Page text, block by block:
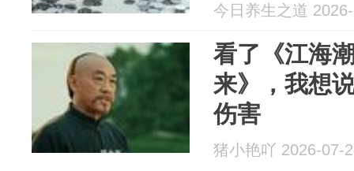
今日养生之道
看了《江海
来》，我想
伤害
猪小艳吖 2026-07-